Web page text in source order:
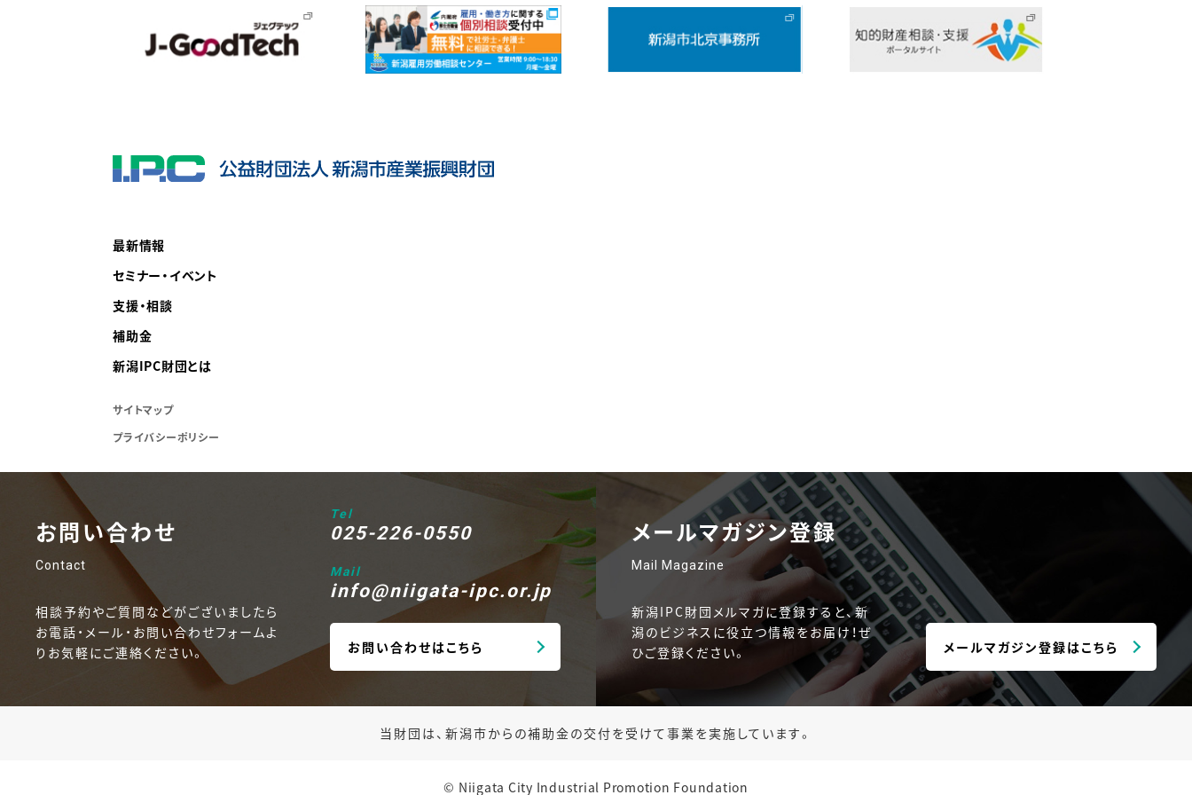
最新情報
セミナー・イベント
支援・相談
補助金
新潟IPC財団とは
サイトマップ
プライバシーポリシー
お問い合わせ
Contact
相談予約やご質問などがございましたら
お電話・メール・お問い合わせフォームよ
りお気軽にご連絡ください。
Tel
025-226-0550
Mail
info@niigata-ipc.or.jp
お問い合わせはこちら
メールマガジン登録
Mail Magazine
新潟IPC財団メルマガに登録すると、新
潟のビジネスに役立つ情報をお届け！ぜ
ひご登録ください。
メールマガジン登録はこちら
当財団は、新潟市からの補助金の交付を受けて事業を実施しています。
© Niigata City Industrial Promotion Foundation